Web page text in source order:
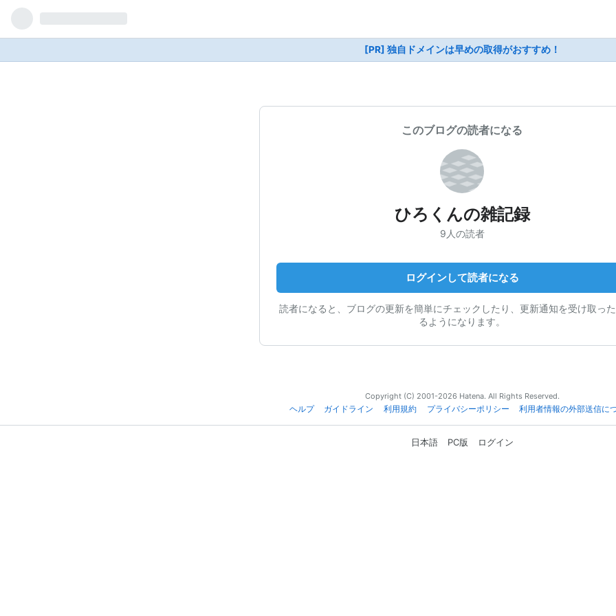
[PR] 独自ドメインは早めの取得がおすすめ！
このブログの読者になる
ひろくんの雑記録
9人の読者
ログインして読者になる
読者になると、ブログの更新を簡単にチェックしたり、更新通知を受け取っ
るようになります。
Copyright (C) 2001-2026 Hatena. All Rights Reserved.
ヘルプ
ガイドライン 利用規約 プライバシーポリシー 利用者情報の外部送信に
日本語 PC版 ログイン